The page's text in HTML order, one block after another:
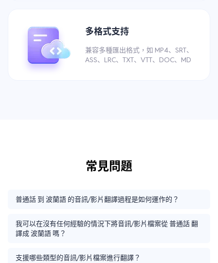
多格式支持
兼容多種匯出格式，如 MP4、SRT、
ASS、LRC、TXT、VTT、DOC、MD
常見問題
普通話 到 波蘭語 的音訊/影片翻譯過程是如何運作的？
我可以在沒有任何經驗的情況下將音訊/影片檔案從 普通話 翻
譯成 波蘭語 嗎？
支援哪些類型的音訊/影片檔案進行翻譯？